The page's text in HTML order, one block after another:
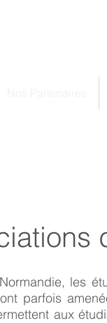
les
parfois
aux